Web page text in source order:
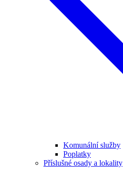
Komunální služby
Poplatky
Příslušné osady a lokality